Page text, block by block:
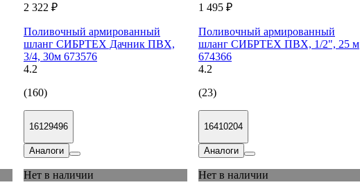
2 322 ₽
Поливочный армированный
шланг СИБРТЕХ Дачник ПВХ,
3/4, 30м 673576
4.2
(160)
16129496
Аналоги
1 495 ₽
Поливочный армированный
шланг СИБРТЕХ ПВХ, 1/2", 25 м
674366
4.2
(23)
16410204
Аналоги
Нет в наличии Нет в наличии